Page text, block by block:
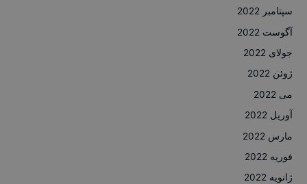
سپتامبر 2022
آگوست 2022
جولای 2022
ژوئن 2022
می 2022
آوریل 2022
مارس 2022
فوریه 2022
ژانویه 2022